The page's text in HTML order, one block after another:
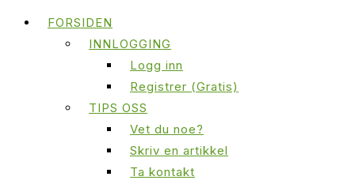
FORSIDEN
INNLOGGING
Logg inn
Registrer (Gratis)
TIPS OSS
Vet du noe?
Skriv en artikkel
Ta kontakt